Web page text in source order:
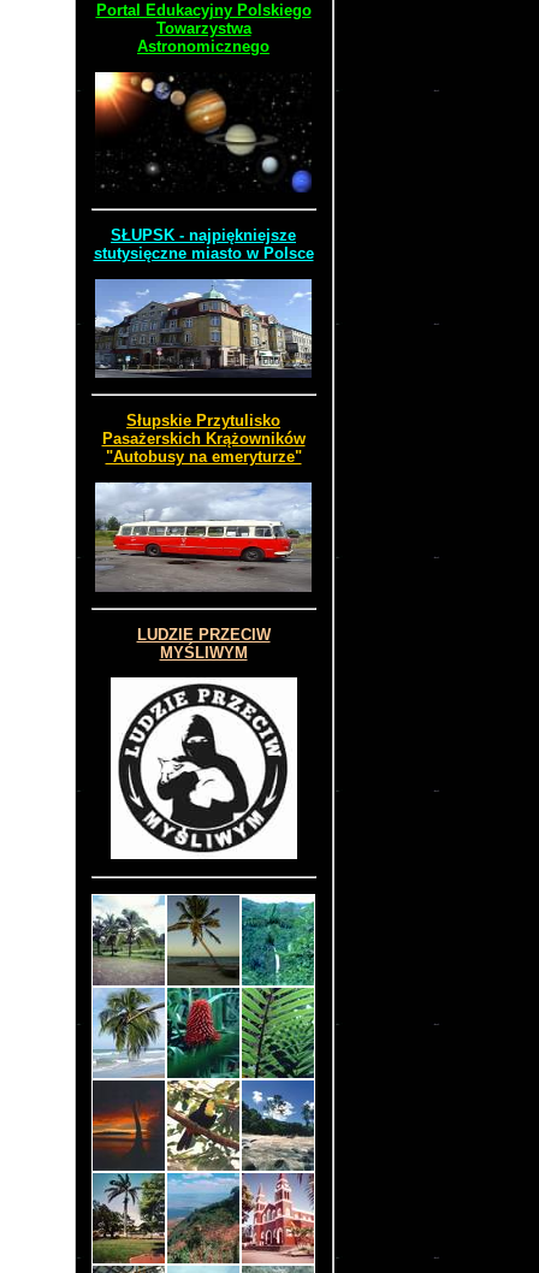
Portal Edukacyjny Polskiego
Towarzystwa
Astronomicznego
SŁUPSK - najpiękniejsze
stutysięczne miasto w Polsce
Słupskie Przytulisko
Pasażerskich Krążowników
"Autobusy na emeryturze"
LUDZIE PRZECIW
MYŚLIWYM